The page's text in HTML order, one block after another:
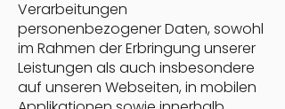
Verarbeitungen
personenbezogener Daten, sowohl
im Rahmen der Erbringung unserer
Leistungen als auch insbesondere
auf unseren Webseiten, in mobilen